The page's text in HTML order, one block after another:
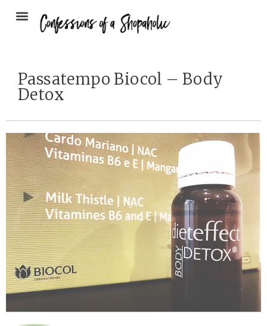
Passatempo Biocol – Body
Detox